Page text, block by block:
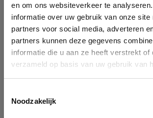
en om ons websiteverkeer te
informatie over uw gebruik van onze site
partners voor social media, adverteren
partners kunnen deze gegevens
informatie die u aan ze heeft verstrekt of
verzameld op basis van uw gebruik van
Noodzakelijk
Identification
Please fill in your company
You can search a company in our database by
enterprise ID. When a company is selected it
form. If you don't find your company in our
See details
Ok